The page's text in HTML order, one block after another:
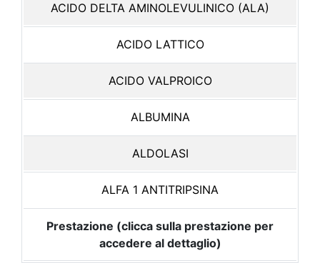
ACIDO DELTA AMINOLEVULINICO (ALA)
ACIDO LATTICO
ACIDO VALPROICO
ALBUMINA
ALDOLASI
ALFA 1 ANTITRIPSINA
Prestazione (clicca sulla prestazione per
accedere al dettaglio)